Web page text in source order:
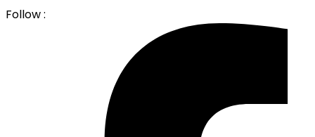
Follow :